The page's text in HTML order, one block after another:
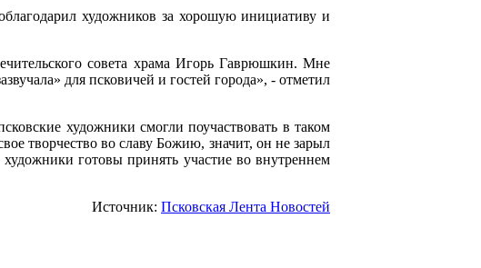
художников за хорошую инициативу и
совета храма Игорь Гаврюшкин. Мне
для псковичей и гостей города», - отметил
художники смогли поучаствовать в таком
творчество во славу Божию, значит, он не зарыл
готовы принять участие во внутреннем
Источник: Псковская Лента Новостей